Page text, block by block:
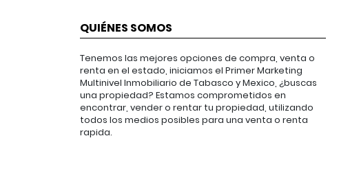
QUIÉNES SOMOS
Tenemos las mejores opciones de compra, venta o
renta en el estado, iniciamos el Primer Marketing
Multinivel Inmobiliario de Tabasco y Mexico, ¿buscas
una propiedad? Estamos comprometidos en
encontrar, vender o rentar tu propiedad, utilizando
todos los medios posibles para una venta o renta
rapida.